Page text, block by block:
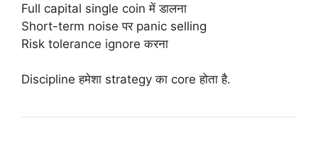
Full capital single coin में डालना
Short-term noise पर panic selling
Risk tolerance ignore करना
Discipline हमेशा strategy का core होता है.